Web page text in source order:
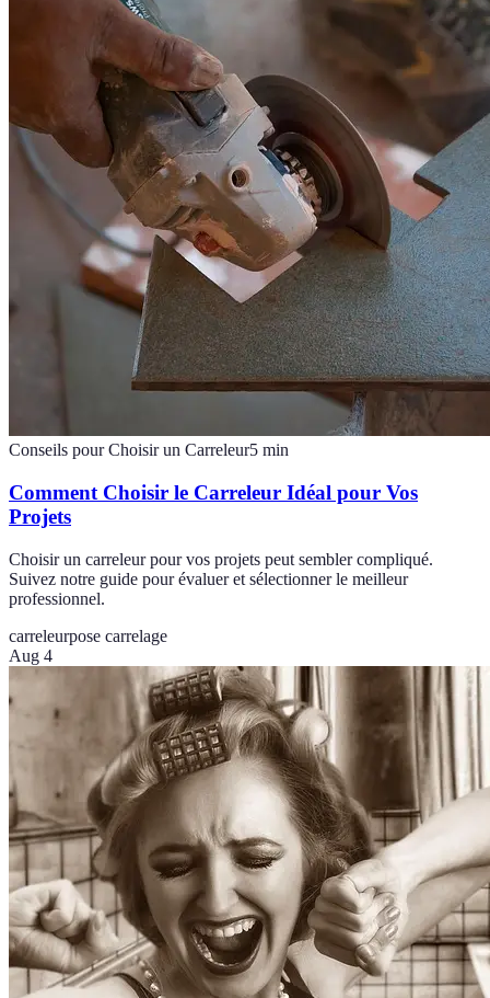
Conseils pour Choisir un Carreleur5 min
Comment Choisir le Carreleur Idéal pour Vos
Projets
Choisir un carreleur pour vos projets peut sembler compliqué.
Suivez notre guide pour évaluer et sélectionner le meilleur
professionnel.
carreleurpose carrelage
Aug 4